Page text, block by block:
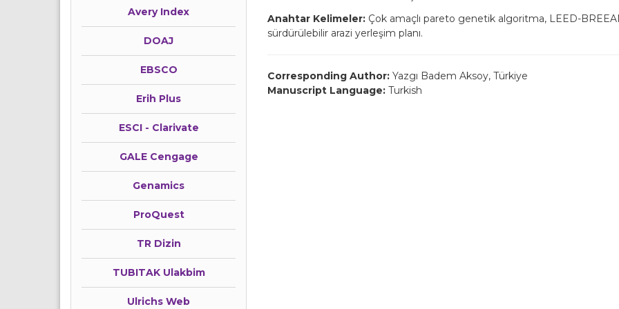
Avery Index
DOAJ
EBSCO
Erih Plus
ESCI - Clarivate
GALE Cengage
Genamics
ProQuest
TR Dizin
TUBITAK Ulakbim
Ulrichs Web
Anahtar Kelimeler: Çok amaçlı pareto genetik algoritma, LEED-
sürdürülebilir arazi yerleşim planı.
Corresponding Author: Yazgı Badem Aksoy, Türkiye
Manuscript Language: Turkish